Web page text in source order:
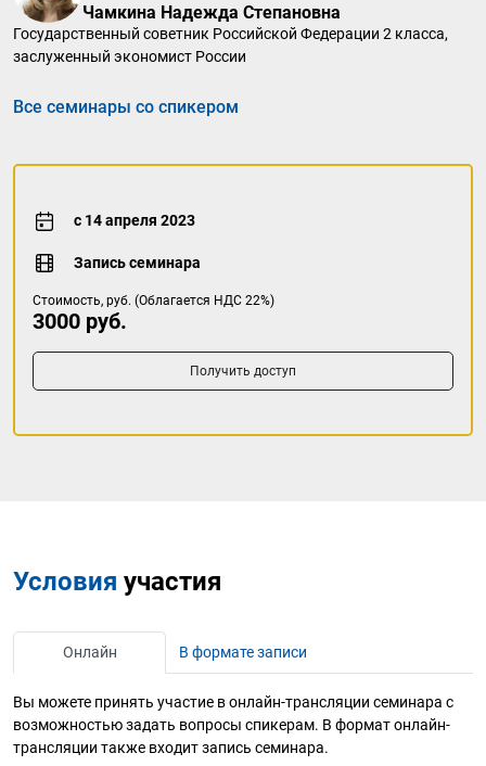
Чамкина Надежда Степановна
Государственный советник Российской Федерации 2 класса,
заслуженный экономист России
Все семинары со спикером
с 14 апреля 2023
Запись семинара
Стоимость, руб. (Облагается НДС 22%)
3000 руб.
Получить доступ
Условия участия
Онлайн В формате записи
Вы можете принять участие в онлайн-трансляции семинара с
возможностью задать вопросы спикерам. В формат онлайн-
трансляции также входит запись семинара.